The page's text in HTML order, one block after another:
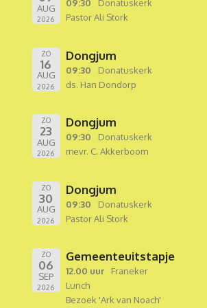
AUG
2026
09:30
Donatuskerk
Pastor Ali Stork
ZO
16
AUG
2026
Dongjum
09:30
Donatuskerk
ds. Han Dondorp
ZO
23
AUG
2026
Dongjum
09:30
Donatuskerk
mevr. C. Akkerboom
ZO
30
AUG
2026
Dongjum
09:30
Donatuskerk
Pastor Ali Stork
ZO
06
SEP
2026
Gemeenteuitstapje
12.00 uur
Franeker
Lunch
Bezoek 'Ark van Noach'